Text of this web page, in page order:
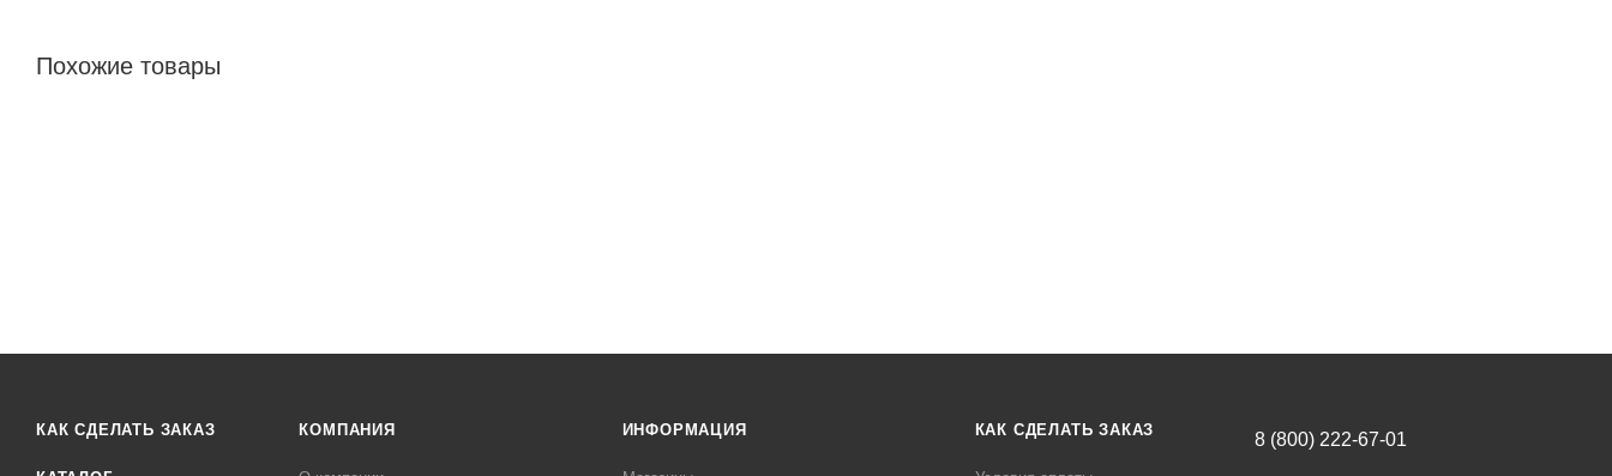
Похожие товары
КАК СДЕЛАТЬ ЗАКАЗ КОМПАНИЯ ИНФОРМАЦИЯ КАК СДЕЛАТЬ ЗАКАЗ 8 (800) 222-67-01